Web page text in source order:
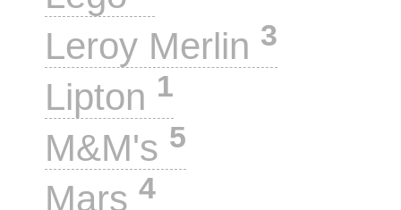
Leroy Merlin 3
Lipton 1
M&M's 5
Mars 4